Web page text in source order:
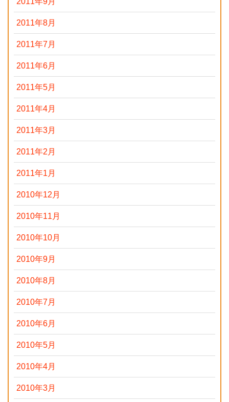
2011年8月
2011年7月
2011年6月
2011年5月
2011年4月
2011年3月
2011年2月
2011年1月
2010年12月
2010年11月
2010年10月
2010年9月
2010年8月
2010年7月
2010年6月
2010年5月
2010年4月
2010年3月